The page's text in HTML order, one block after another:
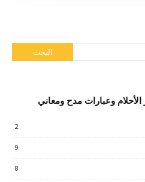
وعبارات مدح ومعاني
2
9
8